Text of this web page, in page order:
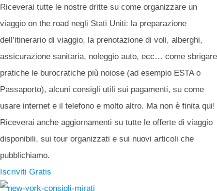
Riceverai tutte le nostre dritte su come organizzare un
viaggio on the road negli Stati Uniti: la preparazione
dell’itinerario di viaggio, la prenotazione di voli, alberghi,
assicurazione sanitaria, noleggio auto, ecc… come sbrigare
pratiche le burocratiche più noiose (ad esempio ESTA o
Passaporto), alcuni consigli utili sui pagamenti, su come
usare internet e il telefono e molto altro. Ma non è finita qui!
Riceverai anche aggiornamenti su tutte le offerte di viaggio
disponibili, sui tour organizzati e sui nuovi articoli che
pubblichiamo.
Iscriviti Gratis